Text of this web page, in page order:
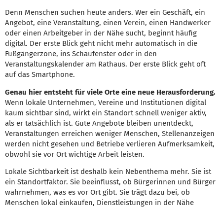
Denn Menschen suchen heute anders. Wer ein Geschäft, ein
Angebot, eine Veranstaltung, einen Verein, einen Handwerker
oder einen Arbeitgeber in der Nähe sucht, beginnt häufig
digital. Der erste Blick geht nicht mehr automatisch in die
Fußgängerzone, ins Schaufenster oder in den
Veranstaltungskalender am Rathaus. Der erste Blick geht oft
auf das Smartphone.
Genau hier entsteht für viele Orte eine neue Herausforderung.
Wenn lokale Unternehmen, Vereine und Institutionen digital
kaum sichtbar sind, wirkt ein Standort schnell weniger aktiv,
als er tatsächlich ist. Gute Angebote bleiben unentdeckt,
Veranstaltungen erreichen weniger Menschen, Stellenanzeigen
werden nicht gesehen und Betriebe verlieren Aufmerksamkeit,
obwohl sie vor Ort wichtige Arbeit leisten.
Lokale Sichtbarkeit ist deshalb kein Nebenthema mehr. Sie ist
ein Standortfaktor. Sie beeinflusst, ob Bürgerinnen und Bürger
wahrnehmen, was es vor Ort gibt. Sie trägt dazu bei, ob
Menschen lokal einkaufen, Dienstleistungen in der Nähe